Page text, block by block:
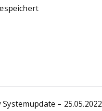
Systemupdate – 25.05.2022